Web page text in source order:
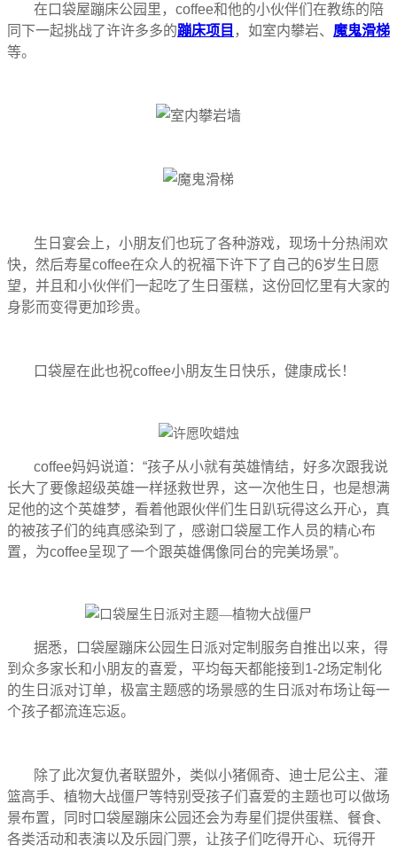
在口袋屋蹦床公园里，coffee和他的小伙伴们在教练的陪
同下一起挑战了许许多多的蹦床项目 ，如室内攀岩、 魔鬼滑梯
等。
生日宴会上，小朋友们也玩了各种游戏，现场十分热闹欢
快，然后寿星coffee在众人的祝福下许下了自己的6岁生日愿
望，并且和小伙伴们一起吃了生日蛋糕，这份回忆里有大家的
身影而变得更加珍贵。
口袋屋在此也祝coffee小朋友生日快乐，健康成长！
coffee妈妈说道：“孩子从小就有英雄情结，好多次跟我说
长大了要像超级英雄一样拯救世界，这一次他生日，也是想满
足他的这个英雄梦，看着他跟伙伴们生日趴玩得这么开心，真
的被孩子们的纯真感染到了，感谢口袋屋工作人员的精心布
置，为coffee呈现了一个跟英雄偶像同台的完美场景”。
据悉，口袋屋蹦床公园生日派对定制服务自推出以来，得
到众多家长和小朋友的喜爱，平均每天都能接到1-2场定制化
的生日派对订单，极富主题感的场景感的生日派对布场让每一
个孩子都流连忘返。
除了此次复仇者联盟外，类似小猪佩奇、迪士尼公主、灌
篮高手、植物大战僵尸等特别受孩子们喜爱的主题也可以做场
景布置，同时口袋屋蹦床公园还会为寿星们提供蛋糕、餐食、
各类活动和表演以及乐园门票，让孩子们吃得开心、玩得开